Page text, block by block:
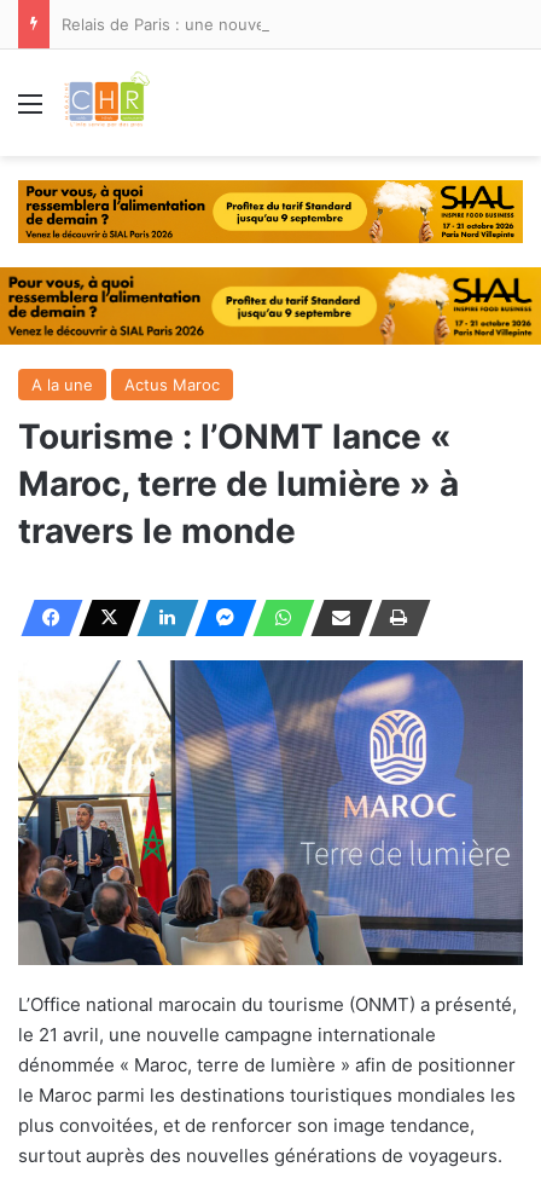
Menu
A la une Actus Maroc
Tourisme : l’ONMT lance «
Maroc, terre de lumière » à
travers le monde
L’Office national marocain du tourisme (ONMT) a présenté,
le 21 avril, une nouvelle campagne internationale
dénommée « Maroc, terre de lumière » afin de positionner
le Maroc parmi les destinations touristiques mondiales les
plus convoitées, et de renforcer son image tendance,
surtout auprès des nouvelles générations de voyageurs.